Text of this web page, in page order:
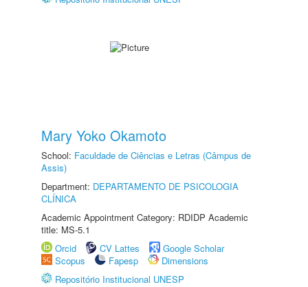
Mary Yoko Okamoto
School: Faculdade de Ciências e Letras (Câmpus de
Assis)
Department: DEPARTAMENTO DE PSICOLOGIA
CLÍNICA
Academic Appointment Category: RDIDP Academic
title: MS-5.1
Orcid
CV Lattes
Google Scholar
Scopus
Fapesp
Dimensions
Repositório Institucional UNESP